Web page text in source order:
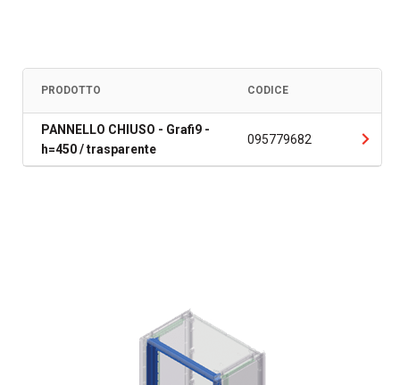
PRODOTTO CODICE
PANNELLO CHIUSO - Grafi9 -
h=450 / trasparente
095779682